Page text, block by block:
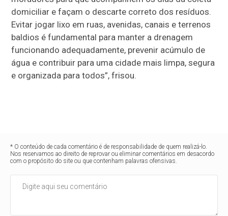
domiciliar e façam o descarte correto dos resíduos.
Evitar jogar lixo em ruas, avenidas, canais e terrenos
baldios é fundamental para manter a drenagem
funcionando adequadamente, prevenir acúmulo de
água e contribuir para uma cidade mais limpa, segura
e organizada para todos”, frisou.
* O conteúdo de cada comentário é de responsabilidade de quem realizá-lo.
Nos reservamos ao direito de reprovar ou eliminar comentários em desacordo
com o propósito do site ou que contenham palavras ofensivas.